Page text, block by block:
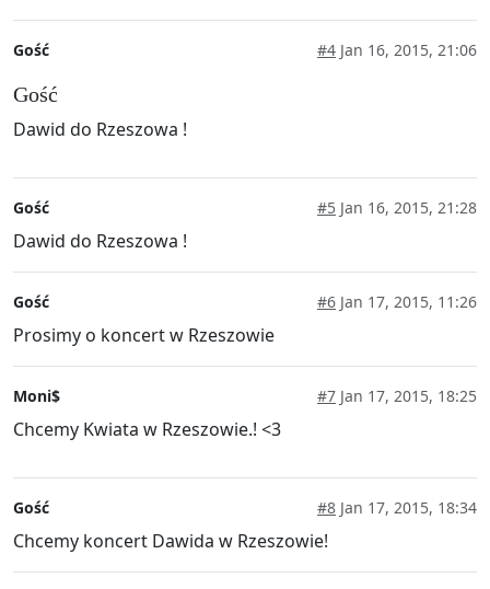
Gość #4 Jan 16, 2015, 21:06
Gość
Dawid do Rzeszowa !
Gość #5 Jan 16, 2015, 21:28
Dawid do Rzeszowa !
Gość #6 Jan 17, 2015, 11:26
Prosimy o koncert w Rzeszowie
Moni$ #7 Jan 17, 2015, 18:25
Chcemy Kwiata w Rzeszowie.! <3
Gość #8 Jan 17, 2015, 18:34
Chcemy koncert Dawida w Rzeszowie!